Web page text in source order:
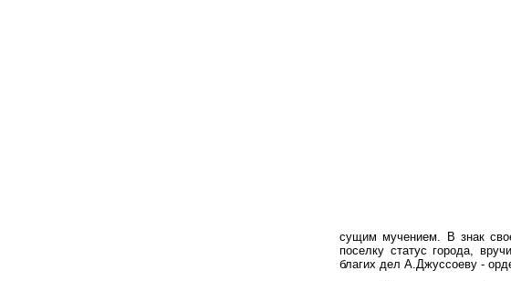
сущим мучением. В знак
поселку статус города,
благих дел А.Джуссоеву -